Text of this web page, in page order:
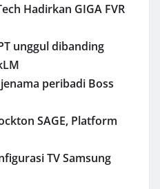
Hadirkan GIGA FVR
unggul dibanding
peribadi Boss
SAGE, Platform
TV Samsung